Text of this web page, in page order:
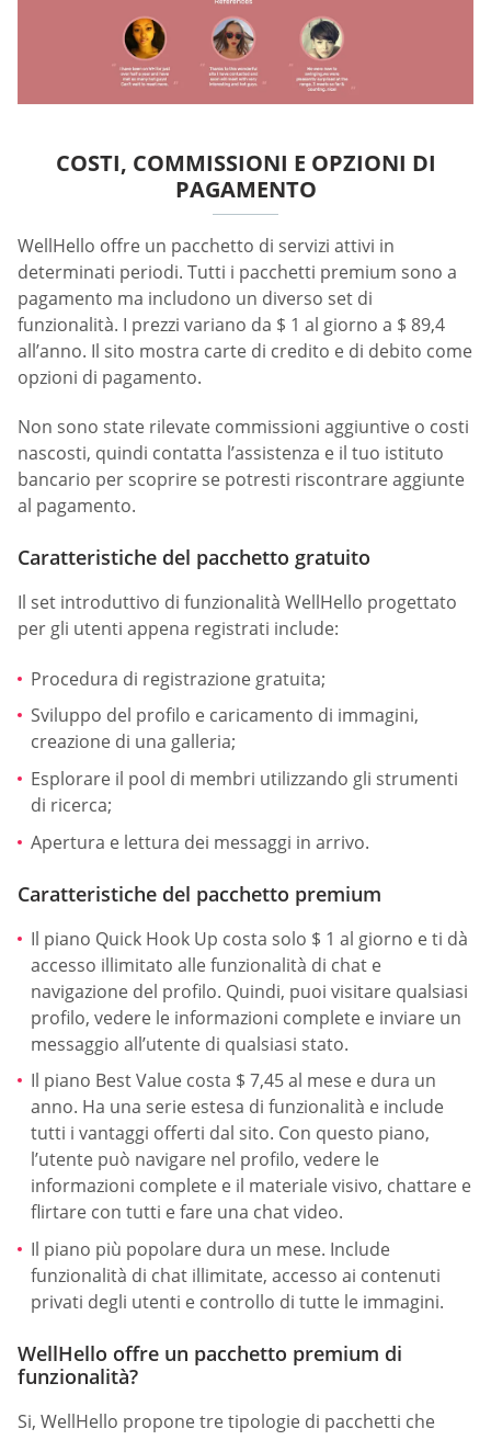
COSTI, COMMISSIONI E OPZIONI DI
PAGAMENTO
WellHello offre un pacchetto di servizi attivi in
determinati periodi. Tutti i pacchetti premium sono a
pagamento ma includono un diverso set di
funzionalità. I prezzi variano da $ 1 al giorno a $ 89,4
all’anno. Il sito mostra carte di credito e di debito come
opzioni di pagamento.
Non sono state rilevate commissioni aggiuntive o costi
nascosti, quindi contatta l’assistenza e il tuo istituto
bancario per scoprire se potresti riscontrare aggiunte
al pagamento.
Caratteristiche del pacchetto gratuito
Il set introduttivo di funzionalità WellHello progettato
per gli utenti appena registrati include:
Procedura di registrazione gratuita;
Sviluppo del profilo e caricamento di immagini,
creazione di una galleria;
Esplorare il pool di membri utilizzando gli strumenti
di ricerca;
Apertura e lettura dei messaggi in arrivo.
Caratteristiche del pacchetto premium
Il piano Quick Hook Up costa solo $ 1 al giorno e ti dà
accesso illimitato alle funzionalità di chat e
navigazione del profilo. Quindi, puoi visitare qualsiasi
profilo, vedere le informazioni complete e inviare un
messaggio all’utente di qualsiasi stato.
Il piano Best Value costa $ 7,45 al mese e dura un
anno. Ha una serie estesa di funzionalità e include
tutti i vantaggi offerti dal sito. Con questo piano,
l’utente può navigare nel profilo, vedere le
informazioni complete e il materiale visivo, chattare e
flirtare con tutti e fare una chat video.
Il piano più popolare dura un mese. Include
funzionalità di chat illimitate, accesso ai contenuti
privati degli utenti e controllo di tutte le immagini.
WellHello offre un pacchetto premium di
funzionalità?
Si, WellHello propone tre tipologie di pacchetti che